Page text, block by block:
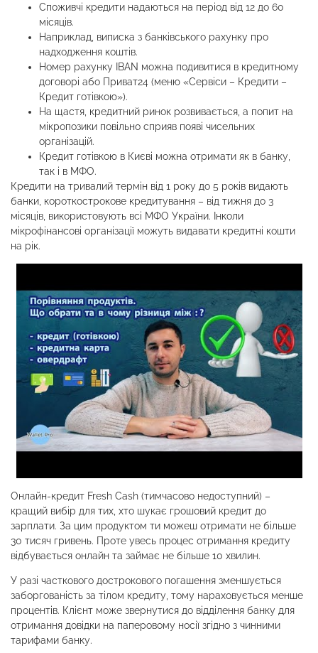
Споживчі кредити надаються на період від 12 до 60
місяців.
Наприклад, виписка з банківського рахунку про
надходження коштів.
Номер рахунку IBAN можна подивитися в кредитному
договорі або Приват24 (меню «Сервіси – Кредити –
Кредит готівкою»).
На щастя, кредитний ринок розвивається, а попит на
мікропозики повільно сприяв появі чисельних
організацій.
Кредит готівкою в Києві можна отримати як в банку,
так і в МФО.
Кредити на тривалий термін від 1 року до 5 років видають
банки, короткострокове кредитування – від тижня до 3
місяців, використовують всі МФО України. Інколи
мікрофінансові організації можуть видавати кредитні кошти
на рік.
Онлайн-кредит Fresh Cash (тимчасово недоступний) –
кращий вибір для тих, хто шукає грошовий кредит до
зарплати. За цим продуктом ти можеш отримати не більше
30 тисяч гривень. Проте увесь процес отримання кредиту
відбувається онлайн та займає не більше 10 хвилин.
У разі часткового дострокового погашення зменшується
заборгованість за тілом кредиту, тому нараховується менше
процентів. Клієнт може звернутися до відділення банку для
отримання довідки на паперовому носії згідно з чинними
тарифами банку.